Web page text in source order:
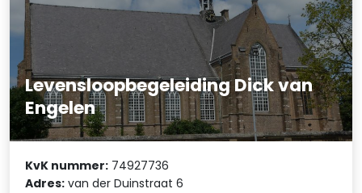
Levensloopbegeleiding Dick van
Engelen
KvK nummer: 74927736
Adres: van der Duinstraat 6